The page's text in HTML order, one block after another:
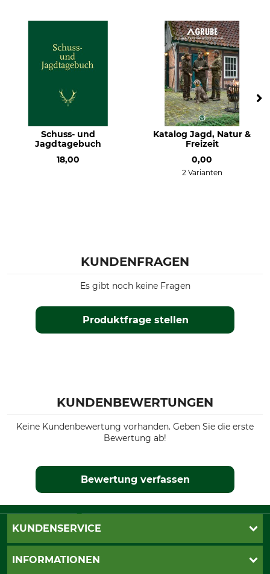
Schuss- und
Jagdtagebuch
18,00
Katalog Jagd, Natur &
Freizeit
0,00
2 Varianten
KUNDENFRAGEN
Produktfrage stellen
Es gibt noch keine Fragen
KUNDENBEWERTUNGEN
Keine Kundenbewertung vorhanden. Geben Sie die erste
Bewertung ab!
Bewertung verfassen
KUNDENSERVICE
Live-Shopping
INFORMATIONEN